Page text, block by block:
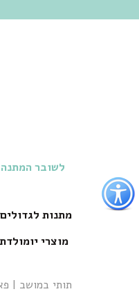
כפתור
לפתיחת
תפריט
נגישות
לשובר
מתנות לגדולים
מוצרי יומולדת
תותי במושב |